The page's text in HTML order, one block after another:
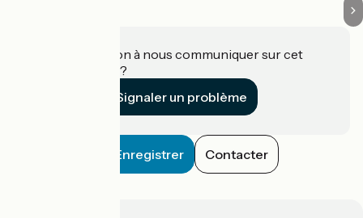
Une information à nous communiquer sur cet
établissement ?
Signaler un problème
Enregistrer Contacter